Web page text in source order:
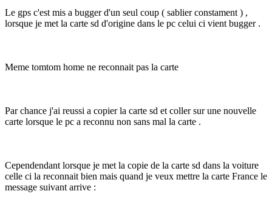
Le gps c'est mis a bugger d'un seul coup ( sablier constament ) ,
lorsque je met la carte sd d'origine dans le pc celui ci vient bugger .
Meme tomtom home ne reconnait pas la carte
Par chance j'ai reussi a copier la carte sd et coller sur une nouvelle
carte lorsque le pc a reconnu non sans mal la carte .
Cependendant lorsque je met la copie de la carte sd dans la voiture
celle ci la reconnait bien mais quand je veux mettre la carte France le
message suivant arrive :